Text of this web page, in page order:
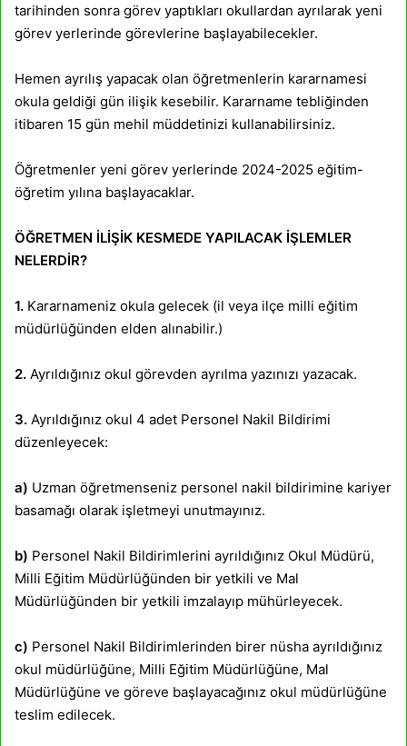
tarihinden sonra görev yaptıkları okullardan ayrılarak yeni
görev yerlerinde görevlerine başlayabilecekler.
Hemen ayrılış yapacak olan öğretmenlerin kararnamesi
okula geldiği gün ilişik kesebilir. Kararname tebliğinden
itibaren 15 gün mehil müddetinizi kullanabilirsiniz.
Öğretmenler yeni görev yerlerinde 2024-2025 eğitim-
öğretim yılına başlayacaklar.
ÖĞRETMEN İLİŞİK KESMEDE YAPILACAK İŞLEMLER
NELERDİR?
1. Kararnameniz okula gelecek (il veya ilçe milli eğitim
müdürlüğünden elden alınabilir.)
2. Ayrıldığınız okul görevden ayrılma yazınızı yazacak.
3. Ayrıldığınız okul 4 adet Personel Nakil Bildirimi
düzenleyecek:
a) Uzman öğretmenseniz personel nakil bildirimine kariyer
basamağı olarak işletmeyi unutmayınız.
b) Personel Nakil Bildirimlerini ayrıldığınız Okul Müdürü,
Milli Eğitim Müdürlüğünden bir yetkili ve Mal
Müdürlüğünden bir yetkili imzalayıp mühürleyecek.
c) Personel Nakil Bildirimlerinden birer nüsha ayrıldığınız
okul müdürlüğüne, Milli Eğitim Müdürlüğüne, Mal
Müdürlüğüne ve göreve başlayacağınız okul müdürlüğüne
teslim edilecek.